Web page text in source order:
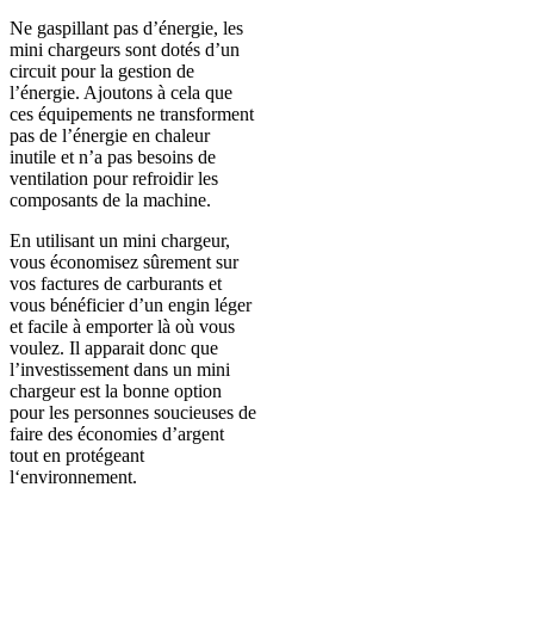
Ne gaspillant pas d’énergie, les
mini chargeurs sont dotés d’un
circuit pour la gestion de
l’énergie. Ajoutons à cela que
ces équipements ne transforment
pas de l’énergie en chaleur
inutile et n’a pas besoins de
ventilation pour refroidir les
composants de la machine.
En utilisant un mini chargeur,
vous économisez sûrement sur
vos factures de carburants et
vous bénéficier d’un engin léger
et facile à emporter là où vous
voulez. Il apparait donc que
l’investissement dans un mini
chargeur est la bonne option
pour les personnes soucieuses de
faire des économies d’argent
tout en protégeant
l‘environnement.